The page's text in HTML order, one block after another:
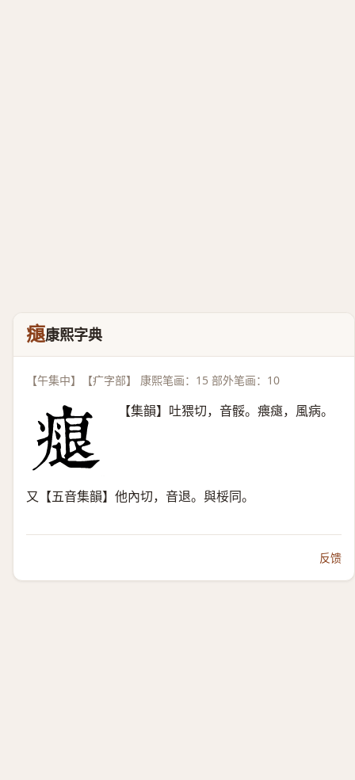
㾼康熙字典
【午集中】【疒字部】 康熙笔画：15 部外笔画：10
【集韻】吐猥切，音骽。㾯㾼，風病。
又【五音集韻】他內切，音退。與桵同。
反馈